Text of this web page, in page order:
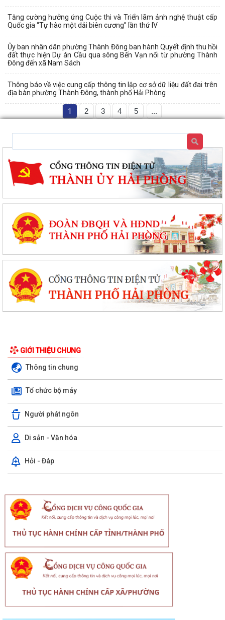
Tăng cường hưởng ứng Cuộc thi và Triển lãm ảnh nghệ thuật cấp
Quốc gia “Tự hào một dải biên cương” lần thứ IV
Ủy ban nhân dân phường Thành Đông ban hành Quyết định thu hồi
đất thực hiện Dự án Cầu qua sông Bến Vạn nối từ phường Thành
Đông đến xã Nam Sách
Thông báo về việc cung cấp thông tin lập cơ sở dữ liệu đất đai trên
địa bàn phường Thành Đông, thành phố Hải Phòng
1 2 3 4 5 ...
GIỚI THIỆU CHUNG
Thông tin chung
Tổ chức bộ máy
Người phát ngôn
Di sản - Văn hóa
Hỏi - Đáp